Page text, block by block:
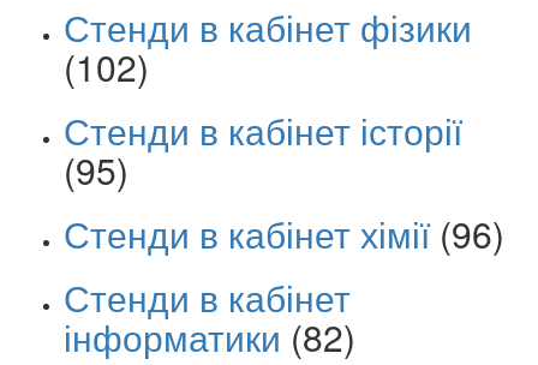
Стенди в кабінет фізики
(102)
Стенди в кабінет історії
(95)
Стенди в кабінет хімії (96)
Стенди в кабінет
інформатики (82)